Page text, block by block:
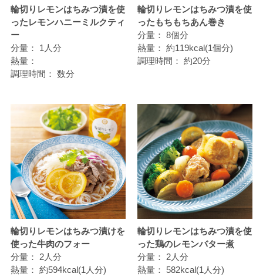
輪切りレモンはちみつ漬を使
ったレモンハニーミルクティ
ー
分量：
1人分
熱量：
調理時間： 数分
輪切りレモンはちみつ漬を使
ったもちもちあん巻き
分量： 8個分
熱量： 約119kcal(1個分)
調理時間： 約20分
輪切りレモンはちみつ漬けを
使った牛肉のフォー
分量：
2人分
熱量： 約594kcal(1人分)
輪切りレモンはちみつ漬を使
った鶏のレモンバター煮
分量：
2人分
熱量：
582kcal(1人分)